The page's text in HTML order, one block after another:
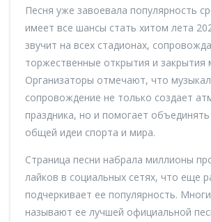
Песня уже завоевала популярность
имеет все шансы стать хитом лета
звучит на всех стадионах,
торжественные открытия и закрытия
Организаторы отмечают, что
сопровождение не только создает
праздника, но и помогает
общей идеи спорта и мира.
Страница песни набрала миллионы
лайков в социальных сетях, что еще
подчеркивает ее популярность.
называют ее лучшей официальной